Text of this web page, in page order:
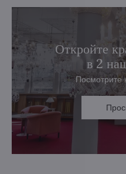
Откройте
в 2
Посмотрите